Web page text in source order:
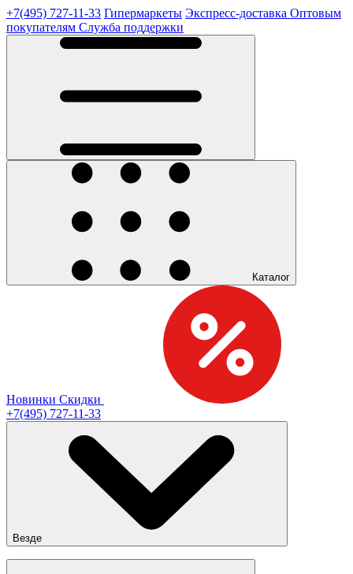
+7(495) 727-11-33 Гипермаркеты Экспресс-доставка Оптовым
покупателям Служба поддержки
Каталог
Новинки Скидки
+7(495) 727-11-33
Везде